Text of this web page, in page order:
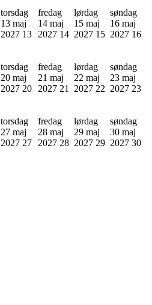
torsdag
13 maj
2027 13
fredag
14 maj
2027 14
lørdag
15 maj
2027 15
søndag
16 maj
2027 16
torsdag
20 maj
2027 20
fredag
21 maj
2027 21
lørdag
22 maj
2027 22
søndag
23 maj
2027 23
torsdag
27 maj
2027 27
fredag
28 maj
2027 28
lørdag
29 maj
2027 29
søndag
30 maj
2027 30